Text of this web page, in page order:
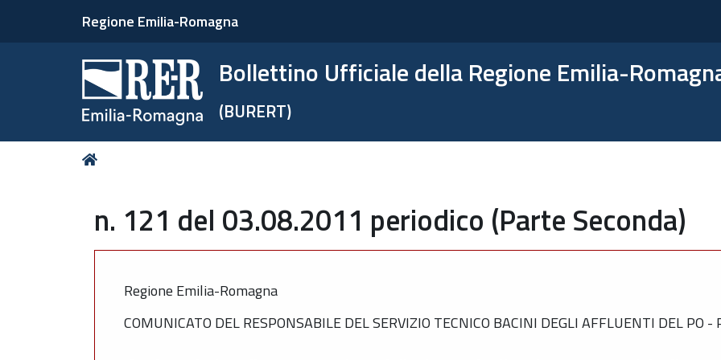
Regione Emilia-Romagna
Bollettino Ufficiale della Regione Emilia-
(BURERT)
Tu
n. 121 del 03.08.2011 periodico (Parte Seconda)
Regione Emilia-Romagna
COMUNICATO DEL RESPONSABILE DEL SERVIZIO TECNICO BACINI DEGLI AFFLUENTI DEL PO -